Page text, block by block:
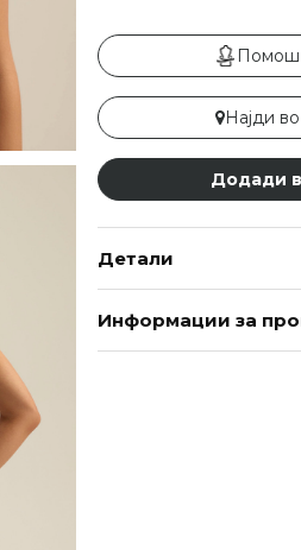
Помош
Најди
Додади
Детали
Информации за